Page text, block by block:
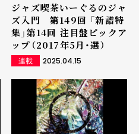
ジャズ喫茶いーぐるのジャ
ズ入門 第149回 「新譜特
集」第14回 注目盤ピックア
ップ（2017年5月・選）
連載 2025.04.15